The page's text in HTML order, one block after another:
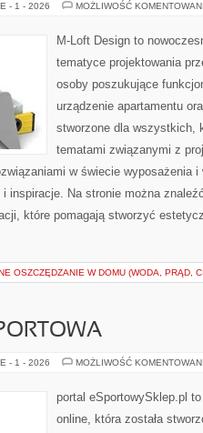
- 1 - 2026 MOŻLIWOŚĆ
M-Loft Design to
tematyce projektowania
osoby poszukujące
urządzenie apartamentu
stworzone dla wszystkich,
tematami związanymi z
w świecie wyposażenia
inspiracje. Na stronie można
które pomagają stworzyć
OSZCZĘDZANIE W DOMU (WODA, PRĄD,
- 1 - 2026 MOŻLIWOŚĆ
portal eSportowySklep.pl
online, która została